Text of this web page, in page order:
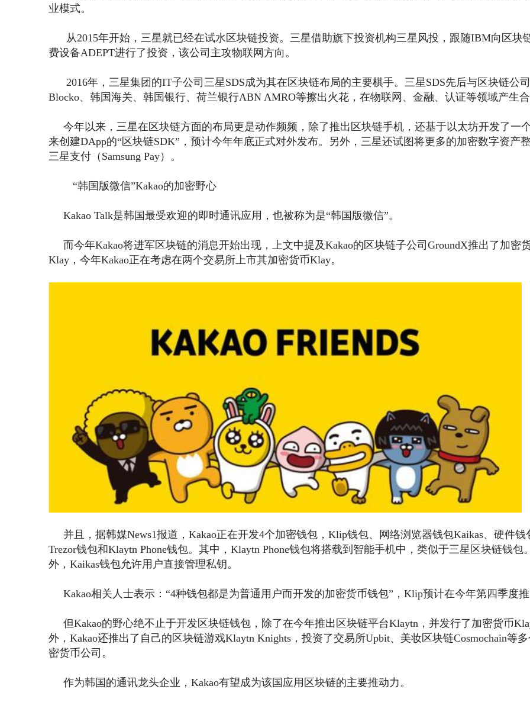
业模式。
从2015年开始，三星就已经在试水区块链投资。三星借助旗下投资机构三星风投，跟随IBM向区块
费设备ADEPT进行了投资，该公司主攻物联网方向。
2016年，三星集团的IT子公司三星SDS成为其在区块链布局的主要棋手。三星SDS先后与区块链公司
Blocko、韩国海关、韩国银行、荷兰银行ABN AMRO等擦出火花，在物联网、金融、认证等领域产生
今年以来，三星在区块链方面的布局更是动作频频，除了推出区块链手机，还基于以太坊开发了一
来创建DApp的“区块链SDK”，预计今年年底正式对外发布。另外，三星还试图将更多的加密数字资产
三星支付（Samsung Pay）。
“韩国版微信”Kakao的加密野心
Kakao Talk是韩国最受欢迎的即时通讯应用，也被称为是“韩国版微信”。
而今年Kakao将进军区块链的消息开始出现，上文中提及Kakao的区块链子公司GroundX推出了加密
Klay，今年Kakao正在考虑在两个交易所上市其加密货币Klay。
并且，据韩媒News1报道，Kakao正在开发4个加密钱包，Klip钱包、网络浏览器钱包Kaikas、硬件钱
Trezor钱包和Klaytn Phone钱包。其中，Klaytn Phone钱包将搭载到智能手机中，类似于三星区块链钱包
外，Kaikas钱包允许用户直接管理私钥。
Kakao相关人士表示：“4种钱包都是为普通用户而开发的加密货币钱包”，Klip预计在今年第四季度
但Kakao的野心绝不止于开发区块链钱包，除了在今年推出区块链平台Klaytn，并发行了加密货币
外，Kakao还推出了自己的区块链游戏Klaytn Knights，投资了交易所Upbit、美妆区块链Cosmochain等
密货币公司。
作为韩国的通讯龙头企业，Kakao有望成为该国应用区块链的主要推动力。